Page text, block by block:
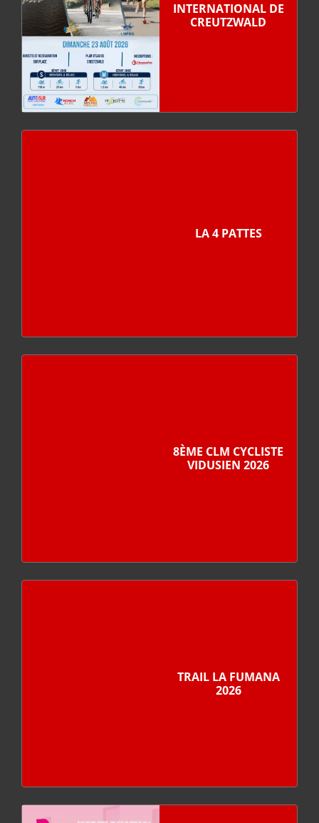
INTERNATIONAL DE
CREUTZWALD
LA 4 PATTES
8ÈME CLM CYCLISTE
VIDUSIEN 2026
TRAIL LA FUMANA
2026